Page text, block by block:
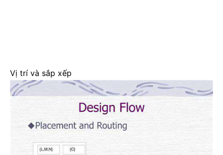
Vị trí và sắp xếp